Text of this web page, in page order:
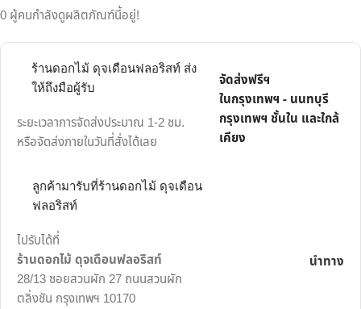
0 ผู้คนกำลังดูผลิตภัณฑ์นี้อยู่!
ร้านดอกไม้ ดุจเดือนฟลอริสท์ ส่ง
ให้ถึงมือผู้รับ
ระยะเวลาการจัดส่งประมาณ 1-2 ชม.
หรือจัดส่งภายในวันที่สั่งได้เลย
จัดส่งฟรีฯ
ในกรุงเทพฯ - นนทบุรี
กรุงเทพฯ ชั้นใน และใกล้
เคียง
ลูกค้ามารับที่ร้านดอกไม้ ดุจเดือน
ฟลอริสท์
ไปรับได้ที่
ร้านดอกไม้ ดุจเดือนฟลอริสท์
28/13 ซอยสวนผัก 27 ถนนสวนผัก
ตลิ่งชัน กรุงเทพฯ 10170
นำทาง